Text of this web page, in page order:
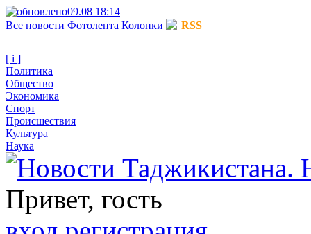
09.08 18:14
Все новости Фотолента Колонки RSS
[ i ]
Политика
Общество
Экономика
Спорт
Происшествия
Культура
Наука
Привет, гость